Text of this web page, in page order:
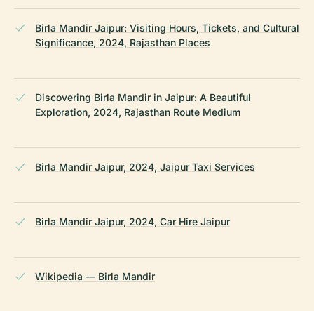
Birla Mandir Jaipur: Visiting Hours, Tickets, and Cultural
Significance, 2024, Rajasthan Places
Discovering Birla Mandir in Jaipur: A Beautiful
Exploration, 2024, Rajasthan Route Medium
Birla Mandir Jaipur, 2024, Jaipur Taxi Services
Birla Mandir Jaipur, 2024, Car Hire Jaipur
Wikipedia — Birla Mandir